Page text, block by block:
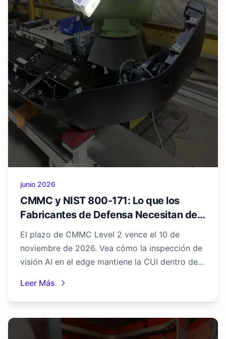
junio 2026
CMMC y NIST 800-171: Lo que los
Fabricantes de Defensa Necesitan de
la Inspección con AI
El plazo de CMMC Level 2 vence el 10 de
noviembre de 2026. Vea cómo la inspección de
visión AI en el edge mantiene la CUI dentro de
cumplimiento.
Leer Más